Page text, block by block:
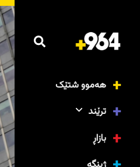
هەموو شتێک
ترێند
بازاڕ